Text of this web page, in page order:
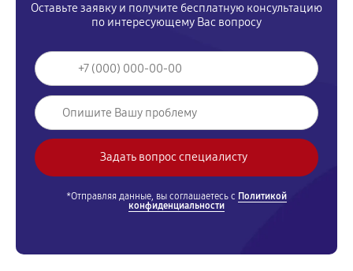
Оставьте заявку и получите бесплатную консультацию
по интересующему Вас вопросу
*Отправляя данные, вы соглашаетесь с Политикой
конфиденциальности